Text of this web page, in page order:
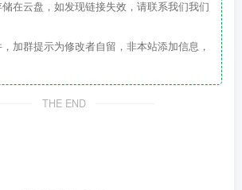
在云盘，如发现链接失效，请联系我们我们
加群提示为修改者自留，非本站添加信息，
THE END